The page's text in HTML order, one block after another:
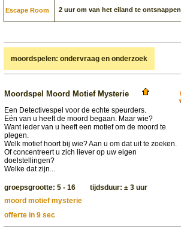
Escape Room 2 uur om van het eiland te ontsnappen
moordspelen: ondervraag en onderzoek
Moordspel Moord Motief Mysterie
Een Detectivespel voor de echte speurders.
Eén van u heeft de moord begaan. Maar wie?
Want ieder van u heeft een motief om de moord te
plegen.
Welk motief hoort bij wie? Aan u om dat uit te zoeken.
Of concentreert u zich liever op uw eigen
doelstellingen?
Welke dat zijn...
groepsgrootte: 5 - 16 tijdsduur: ± 3 uur
moord motief mysterie
offerte in 9 sec